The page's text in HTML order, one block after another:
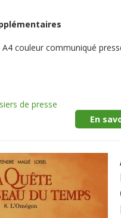
A4 couleur communiqué
de presse
En